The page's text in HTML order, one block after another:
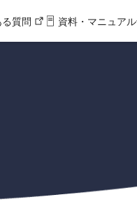
る質問 資料・マニュアル